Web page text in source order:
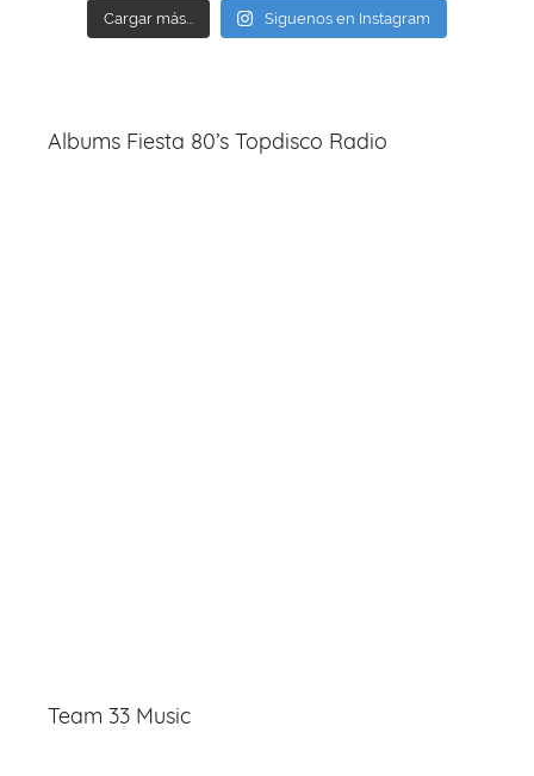
Cargar más... Síguenos en Instagram
Albums Fiesta 80’s Topdisco Radio
Team 33 Music